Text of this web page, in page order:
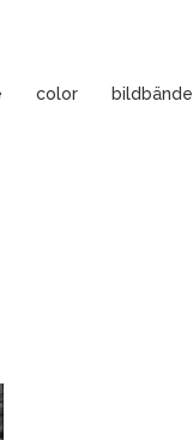
color bildbände